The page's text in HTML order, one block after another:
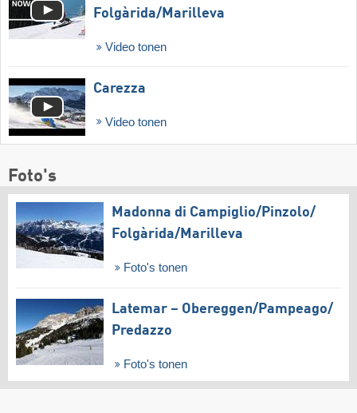
Folgàrida/​Marilleva
Video tonen
Carezza
Video tonen
Foto's
Madonna di Campiglio/​Pinzolo/​
Folgàrida/​Marilleva
Foto's tonen
Latemar – Obereggen/​Pampeago/​
Predazzo
Foto's tonen